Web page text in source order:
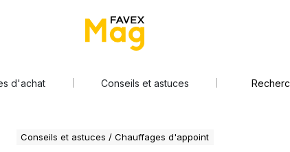
d'achat Conseils et astuces
Conseils et astuces / Chauffages d'appoint